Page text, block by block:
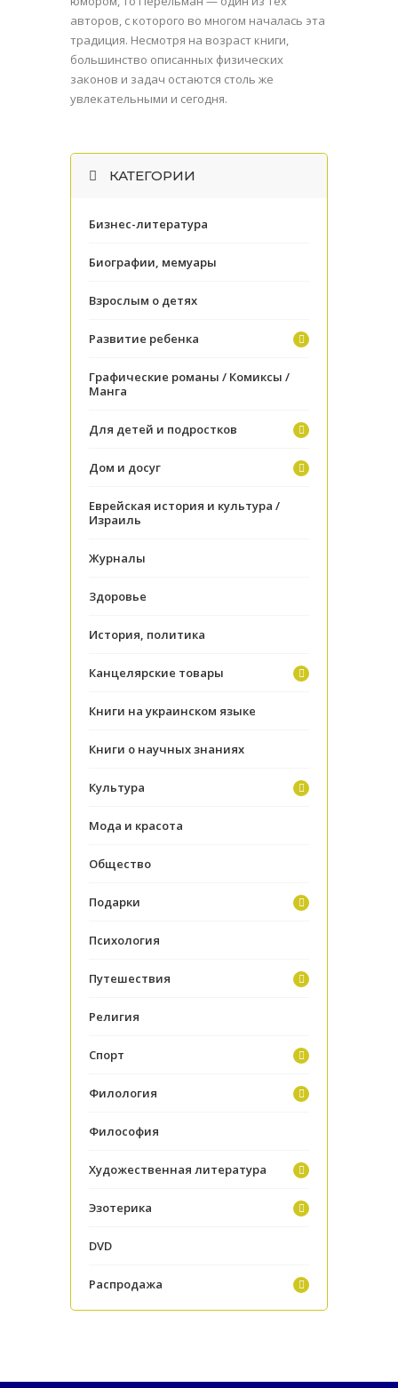
авторов, с которого во многом началась эта
традиция. Несмотря на возраст книги,
большинство описанных физических
законов и задач остаются столь же
увлекательными и сегодня.
КАТЕГОРИИ
Бизнес-литература
Биографии, мемуары
Взрослым о детях
Развитие ребенка
Графические романы / Комиксы /
Манга
Для детей и подростков
Дом и досуг
Еврейская история и культура /
Израиль
Журналы
Здоровье
История, политика
Канцелярские товары
Книги на украинском языке
Книги о научных знаниях
Культура
Мода и красота
Общество
Подарки
Психология
Путешествия
Религия
Спорт
Филология
Философия
Художественная литература
Эзотерика
DVD
Распродажа